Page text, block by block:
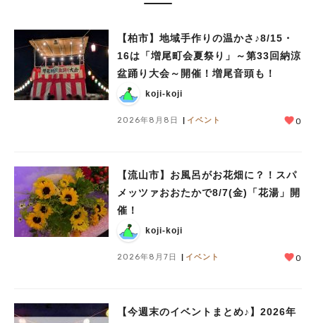
【柏市】地域手作りの温かさ♪8/15・
16は「増尾町会夏祭り」～第33回納涼
盆踊り大会～開催！増尾音頭も！
koji-koji
2026年8月8日 イベント 0
【流山市】お風呂がお花畑に？！スパ
メッツァおおたかで8/7(金)「花湯」開
催！
koji-koji
2026年8月7日 イベント 0
【今週末のイベントまとめ♪】2026年
人気のキーワード
#カフェ#スイーツ #パン